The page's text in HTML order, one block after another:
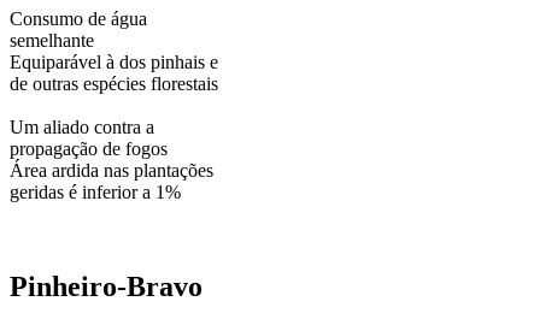
Consumo de água
semelhante
Equiparável à dos pinhais e
de outras espécies florestais
Um aliado contra a
propagação de fogos
Área ardida nas plantações
geridas é inferior a 1%
Pinheiro-Bravo